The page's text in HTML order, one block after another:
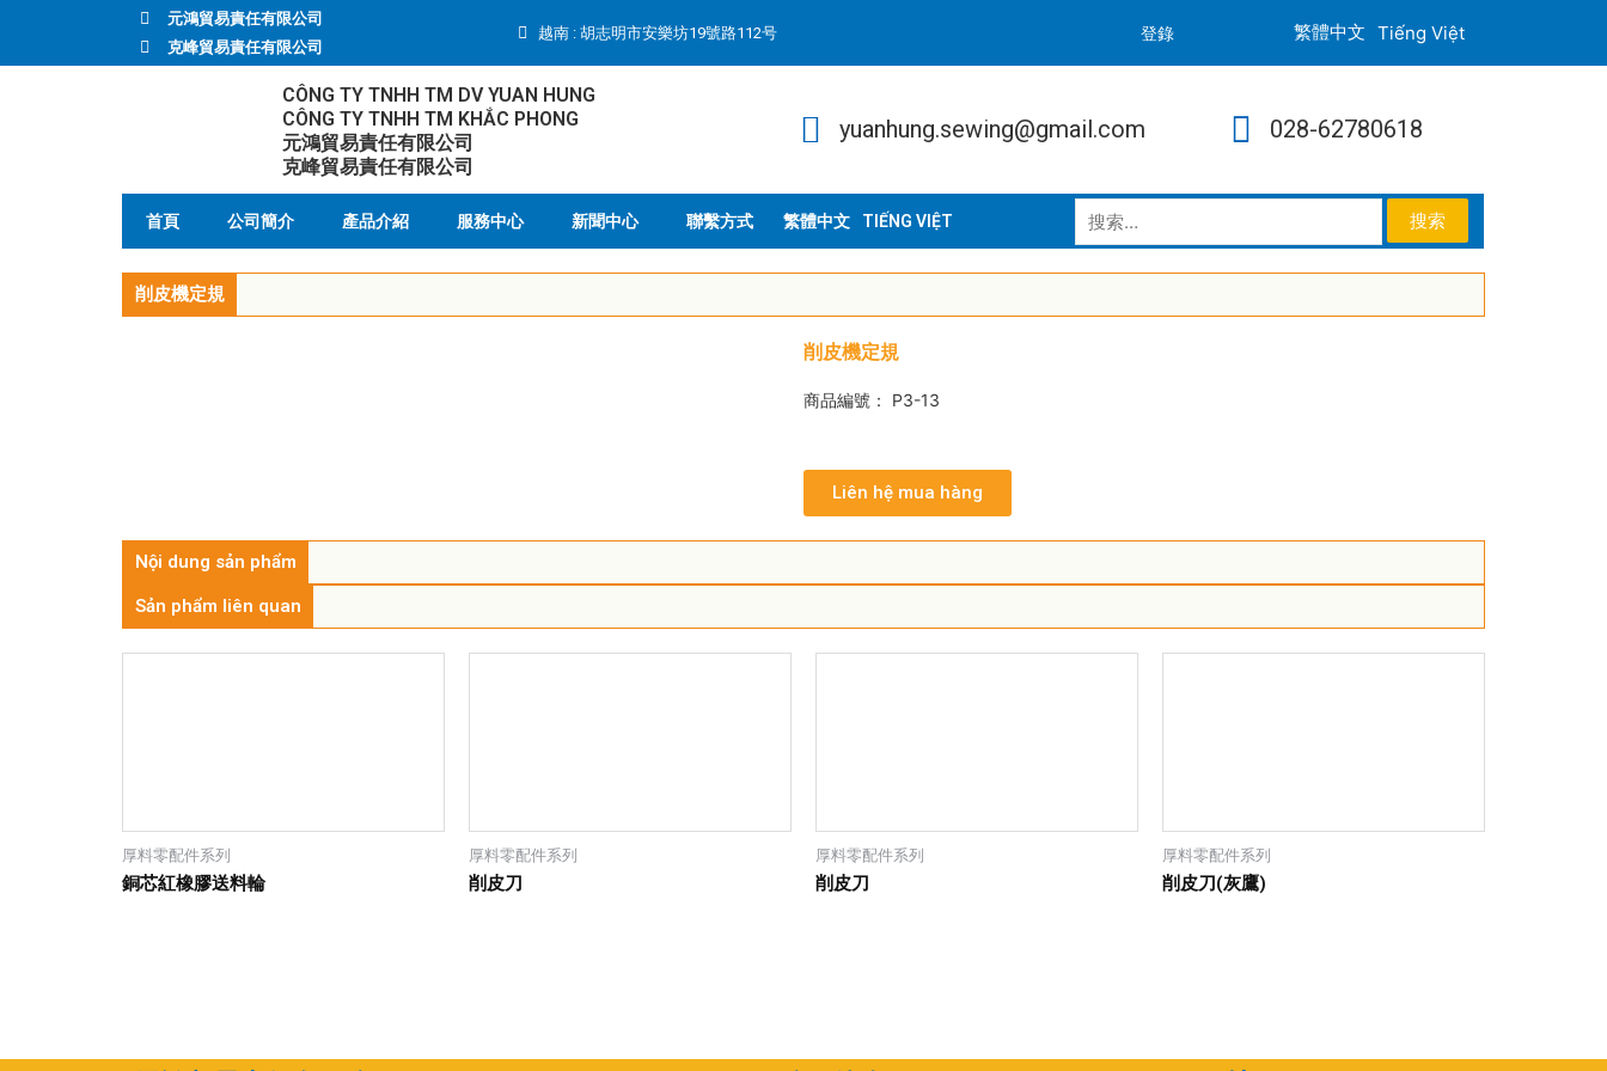
元鴻貿易責任有限公司
克峰貿易責任有限公司
越南 : 胡志明市安樂坊19號路112号 登錄 Tiếng Việt
CÔNG TY TNHH TM DV YUAN HUNG
CÔNG TY TNHH TM KHẮC PHONG
元鴻貿易責任有限公司
克峰貿易責任有限公司
yuanhung.sewing@gmail.com 028-62780618
首頁 公司簡介 產品介紹 服務中心 新聞中心 聯繫方式 TIẾNG VIỆT
削皮機定規
削皮機定規
商品編號： P3-13
Liên hệ mua hàng
Nội dung sản phẩm
Sản phẩm liên quan
厚料零配件系列
銅芯紅橡膠送料輪
厚料零配件系列
削皮刀
厚料零配件系列
削皮刀
厚料零配件系列
削皮刀(灰鷹)